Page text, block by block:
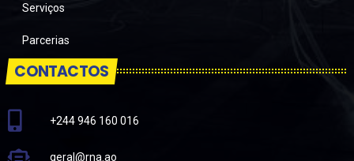
Serviços
Parcerias
CONTACTOS
+244 946 160 016
geral@rna.ao